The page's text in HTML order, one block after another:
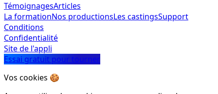
TémoignagesArticles
La formationNos productionsLes castingsSupport
Conditions
Confidentialité
Site de l'appli
Essai gratuit pour tourner
Vos cookies 🍪